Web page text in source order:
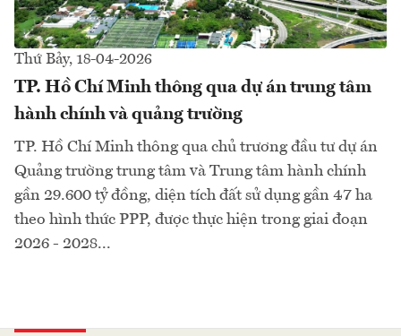
Thứ Bảy, 18-04-2026
TP. Hồ Chí Minh thông qua dự án trung tâm
hành chính và quảng trường
TP. Hồ Chí Minh thông qua chủ trương đầu tư dự án
Quảng trường trung tâm và Trung tâm hành chính
gần 29.600 tỷ đồng, diện tích đất sử dụng gần 47 ha
theo hình thức PPP, được thực hiện trong giai đoạn
2026 - 2028...